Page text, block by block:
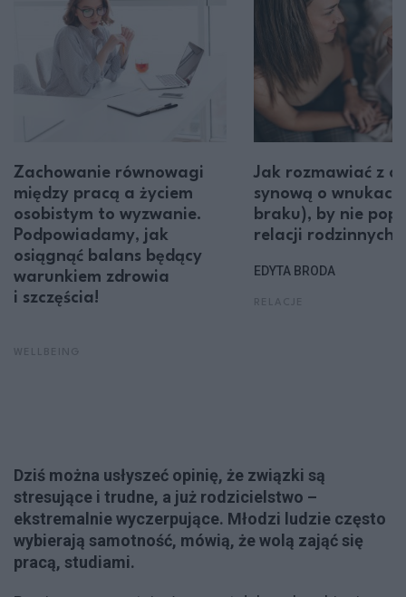
Zachowanie równowagi
między pracą a życiem
osobistym to wyzwanie.
Podpowiadamy, jak
osiągnąć balans będący
warunkiem zdrowia
i szczęścia!
Jak rozmawiać z
synową o
braku), by nie
relacji rodzinnych?
EDYTA BRODA
Dziś można usłyszeć opinię, że związki są
stresujące i trudne, a już rodzicielstwo –
ekstremalnie wyczerpujące. Młodzi ludzie często
wybierają samotność, mówią, że wolą zająć się
pracą, studiami.